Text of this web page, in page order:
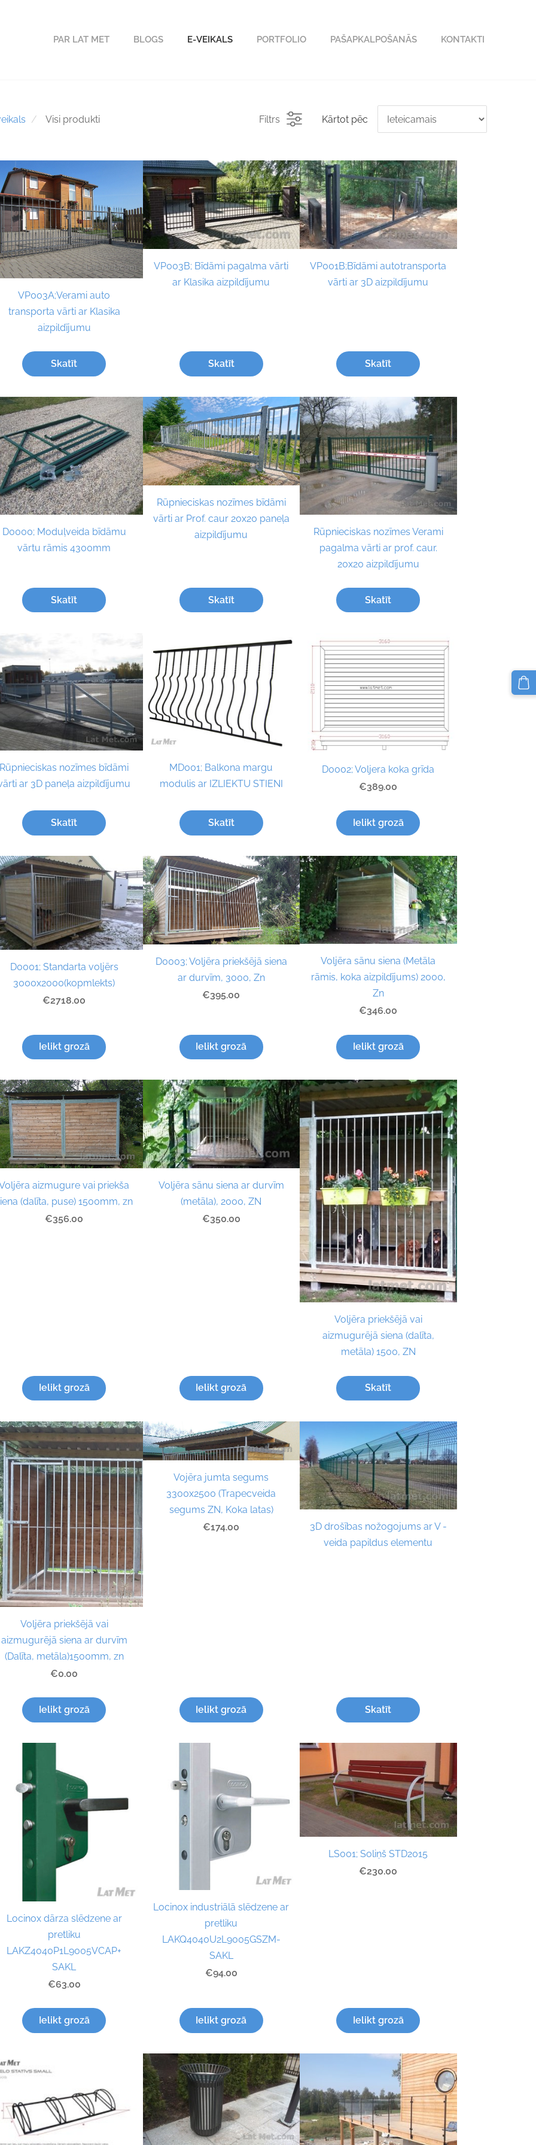
PAR LAT MET BLOGS E-VEIKALS PORTFOLIO PAŠAPKALPOŠANĀS KONTAKTI
Visi produkti Filtrs Kārtot pēc
VP003A;Verami auto
transporta vārti ar Klasika
aizpildījumu
Skatīt
VP003B; Bīdāmi pagalma vārti
ar Klasika aizpildījumu
Skatīt
VP001B;Bīdāmi autotransporta
vārti ar 3D aizpildījumu
Skatīt
D0000; Moduļveida bīdāmu
vārtu rāmis 4300mm
Skatīt
Rūpnieciskas nozīmes bīdāmi
vārti ar Prof. caur 20x20 paneļa
aizpildījumu
Skatīt
Rūpnieciskas nozīmes Verami
pagalma vārti ar prof. caur.
20x20 aizpildījumu
Skatīt
Rūpnieciskas nozīmes bīdāmi
ar 3D paneļa aizpildījumu
Skatīt
MD001; Balkona margu
modulis ar IZLIEKTU STIENI
Skatīt
D0002; Voljera koka grīda
€389.00
Ielikt grozā
D0001; Standarta voljērs
3000x2000(kopmlekts)
€2718.00
Ielikt grozā
D0003; Voljēra priekšējā siena
ar durvīm, 3000, Zn
€395.00
Ielikt grozā
Voljēra sānu siena (Metāla
rāmis, koka aizpildījums) 2000,
Zn
€346.00
Ielikt grozā
aizmugure vai priekša
(dalīta, puse) 1500mm, zn
€356.00
Ielikt grozā
Voljēra sānu siena ar durvīm
(metāla), 2000, ZN
€350.00
Ielikt grozā
Voljēra priekšējā vai
aizmugurējā siena (dalīta,
metāla) 1500, ZN
Skatīt
Voljēra priekšējā vai
aizmugurējā siena ar durvīm
(Dalīta, metāla)1500mm, zn
€0.00
Ielikt grozā
Vojēra jumta segums
3300x2500 (Trapecveida
segums ZN, Koka latas)
€174.00
Ielikt grozā
3D drošības nožogojums ar V -
veida papildus elementu
Skatīt
Locinox dārza slēdzene ar
pretliku
LAKZ4040P1L9005VCAP+
SAKL
€63.00
Ielikt grozā
Locinox industriālā slēdzene ar
pretliku
LAKQ4040U2L9005GSZM-
SAKL
€94.00
Ielikt grozā
LS001; Soliņš STD2015
€230.00
Ielikt grozā